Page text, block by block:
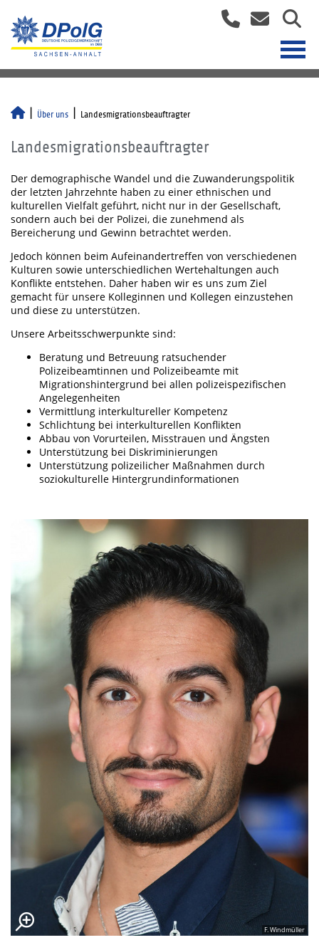
Über uns Landesmigrationsbeauftragter
Landesmigrationsbeauftragter
Der demographische Wandel und die Zuwanderungspolitik
der letzten Jahrzehnte haben zu einer ethnischen und
kulturellen Vielfalt geführt, nicht nur in der Gesellschaft,
sondern auch bei der Polizei, die zunehmend als
Bereicherung und Gewinn betrachtet werden.
Jedoch können beim Aufeinandertreffen von verschiedenen
Kulturen sowie unterschiedlichen Wertehaltungen auch
Konflikte entstehen. Daher haben wir es uns zum Ziel
gemacht für unsere Kolleginnen und Kollegen einzustehen
und diese zu unterstützen.
Unsere Arbeitsschwerpunkte sind:
Beratung und Betreuung ratsuchender
Polizeibeamtinnen und Polizeibeamte mit
Migrationshintergrund bei allen polizeispezifischen
Angelegenheiten
Vermittlung interkultureller Kompetenz
Schlichtung bei interkulturellen Konflikten
Abbau von Vorurteilen, Misstrauen und Ängsten
Unterstützung bei Diskriminierungen
Unterstützung polizeilicher Maßnahmen durch
soziokulturelle Hintergrundinformationen
F. Windmüller